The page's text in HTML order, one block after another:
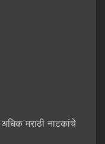
मराठी नाटकांचे